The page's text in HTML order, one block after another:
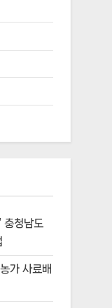
충청남도
가 사료배